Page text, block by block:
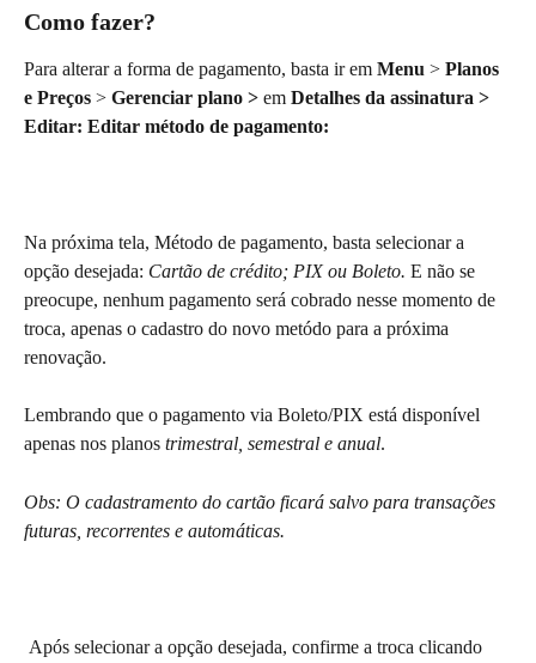
Como fazer?
Para alterar a forma de pagamento, basta ir em Menu > Planos
e Preços > Gerenciar plano > em Detalhes da assinatura >
Editar: Editar método de pagamento:
Na próxima tela, Método de pagamento, basta selecionar a
opção desejada: Cartão de crédito; PIX ou Boleto. E não se
preocupe, nenhum pagamento será cobrado nesse momento de
troca, apenas o cadastro do novo metódo para a próxima
renovação.
Lembrando que o pagamento via Boleto/PIX está disponível
apenas nos planos trimestral, semestral e anual.
Obs: O cadastramento do cartão ficará salvo para transações
futuras, recorrentes e automáticas.